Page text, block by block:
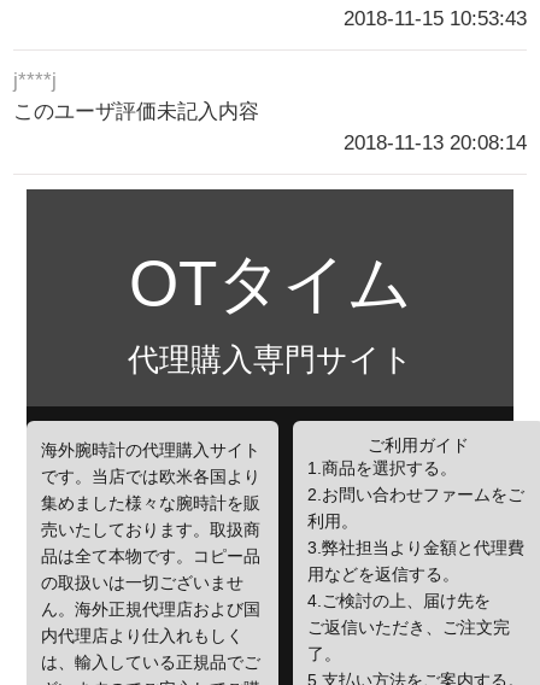
2018-11-15 10:53:43
j****j
このユーザ評価未記入内容
2018-11-13 20:08:14
OTタイム
代理購入専門サイト
海外腕時計の代理購入サイト
です。当店では欧米各国より
集めました様々な腕時計を販
売いたしております。取扱商
品は全て本物です。コピー品
の取扱いは一切ございませ
ん。海外正規代理店および国
内代理店より仕入れもしく
は、輸入している正規品でご
ご利用ガイド
1.商品を選択する。
2.お問い合わせファームをご
利用。
3.弊社担当より金額と代理費
用などを返信する。
4.ご検討の上、届け先を
ご返信いただき、ご注文完
了。
5.支払い方法をご案内する。